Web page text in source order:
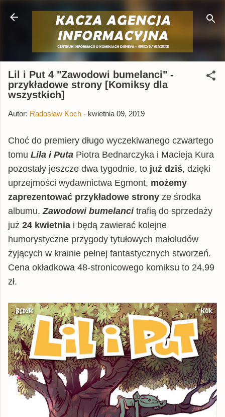
Przejdź do głównej zawartości
Lil i Put 4 "Zawodowi bumelanci" -
przykładowe strony [Komiksy dla
wszystkich]
Autor: Radosław Koch - kwietnia 09, 2019
Choć do premiery długo wyczekiwanego czwartego
tomu Lila i Puta Piotra Bednarczyka i Macieja Kura
pozostały jeszcze dwa tygodnie, to już dziś, dzięki
uprzejmości wydawnictwa Egmont, możemy
zaprezentować przykładowe strony ze środka
albumu. Zawodowi bumelancitrafią do sprzedaży
już 24 kwietnia i będą zawierać kolejne
humorystyczne przygody tytułowych małoludów
żyjących w krainie pełnej fantastycznych stworzeń.
Cena okładkowa 48-stronicowego komiksu to 24,99
zł.